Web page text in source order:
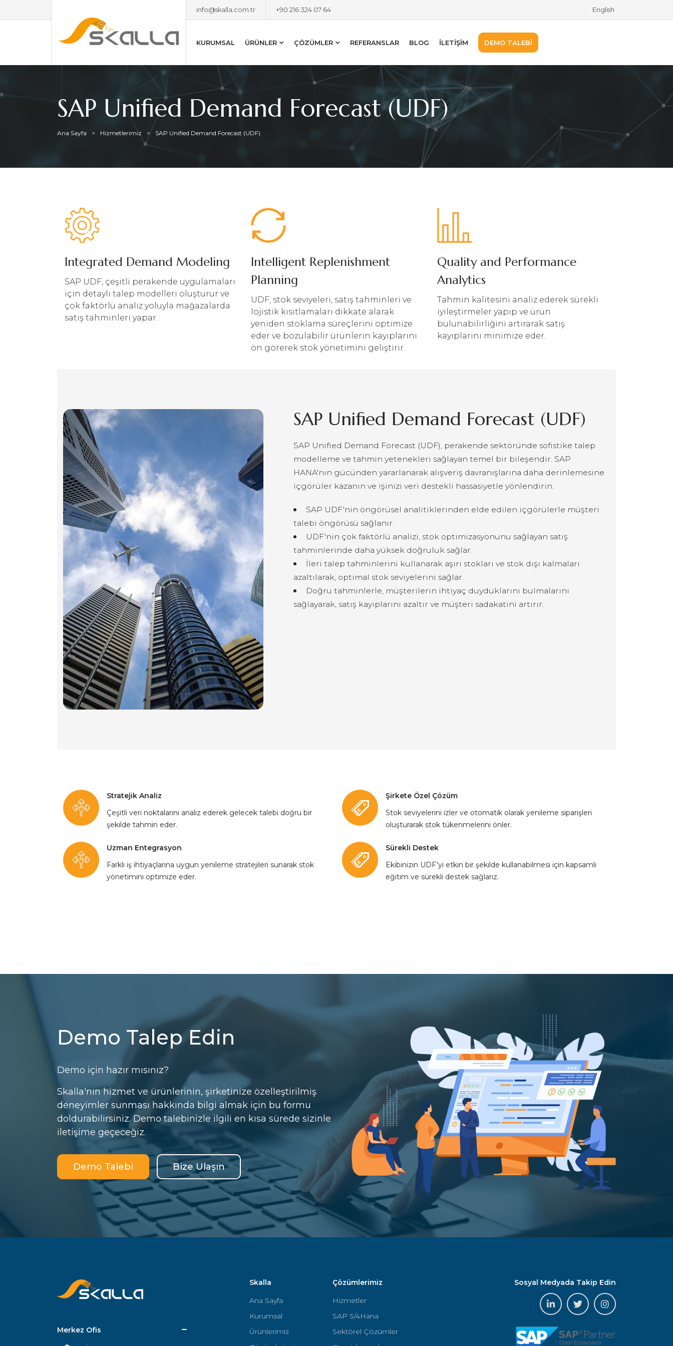
info@skalla.com.tr +90 216 324 07 64 English
KURUMSAL ÜRÜNLER ÇÖZÜMLER REFERANSLAR BLOG İLETİŞİM DEMO TALEBİ
SAP Unified Demand Forecast (UDF)
Ana Sayfa Hizmetlerimiz SAP Unified Demand Forecast (UDF)
Integrated Demand Modeling
SAP UDF, çeşitli perakende uygulamaları
için detaylı talep modelleri oluşturur ve
çok faktörlü analiz yoluyla mağazalarda
satış tahminleri yapar.
Intelligent Replenishment
Planning
UDF, stok seviyeleri, satış tahminleri ve
lojistik kısıtlamaları dikkate alarak
yeniden stoklama süreçlerini optimize
eder ve bozulabilir ürünlerin kayıplarını
ön görerek stok yönetimini geliştirir.
Quality and Performance
Analytics
Tahmin kalitesini analiz ederek sürekli
iyileştirmeler yapıp ve ürün
bulunabilirliğini artırarak satış
kayıplarını minimize eder.
SAP Unified Demand Forecast (UDF)
SAP Unified Demand Forecast (UDF), perakende sektöründe sofistike talep
modelleme ve tahmin yetenekleri sağlayan temel bir bileşendir. SAP
HANA'nın gücünden yararlanarak alışveriş davranışlarına daha derinlemesine
içgörüler kazanın ve işinizi veri destekli hassasiyetle yönlendirin.
SAP UDF'nin öngörüsel analitiklerinden elde edilen içgörülerle müşteri
talebi öngörüsü sağlanır.
UDF'nin çok faktörlü analizi, stok optimizasyonunu sağlayan satış
tahminlerinde daha yüksek doğruluk sağlar.
İleri talep tahminlerini kullanarak aşırı stokları ve stok dışı kalmaları
azaltılarak, optimal stok seviyelerini sağlar.
Doğru tahminlerle, müşterilerin ihtiyaç duyduklarını bulmalarını
sağlayarak, satış kayıplarını azaltır ve müşteri sadakatini artırır.
Stratejik Analiz
Çeşitli veri noktalarını analiz ederek gelecek talebi doğru bir
şekilde tahmin eder.
Şirkete Özel Çözüm
Stok seviyelerini izler ve otomatik olarak yenileme siparişleri
oluşturarak stok tükenmelerini önler.
Uzman Entegrasyon
Farklı iş ihtiyaçlarına uygun yenileme stratejileri sunarak stok
yönetimini optimize eder.
Sürekli Destek
Ekibinizin UDF'yi etkin bir şekilde kullanabilmesi için kapsamlı
eğitim ve sürekli destek sağlarız.
Demo Talep Edin
Demo için hazır mısınız?
Skalla'nın hizmet ve ürünlerinin, şirketinize özelleştirilmiş
deneyimler sunması hakkında bilgi almak için bu formu
doldurabilirsiniz. Demo talebinizle ilgili en kısa sürede sizinle
iletişime geçeceğiz.
Demo Talebi Bize Ulaşın
Merkez Ofis
Skalla
Ana Sayfa
Kurumsal
Ürünlerimiz
Çözümlerimiz
Hizmetler
SAP S/4Hana
Sektörel Çözümler
Sosyal Medyada Takip Edin